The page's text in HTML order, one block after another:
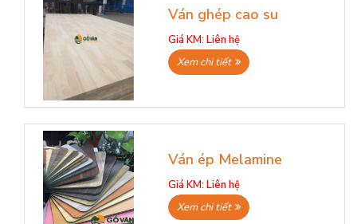
Ván ghép cao su
Giá KM: Liên hệ
Xem chi tiết
Ván ép Melamine
Giá KM: Liên hệ
Xem chi tiết